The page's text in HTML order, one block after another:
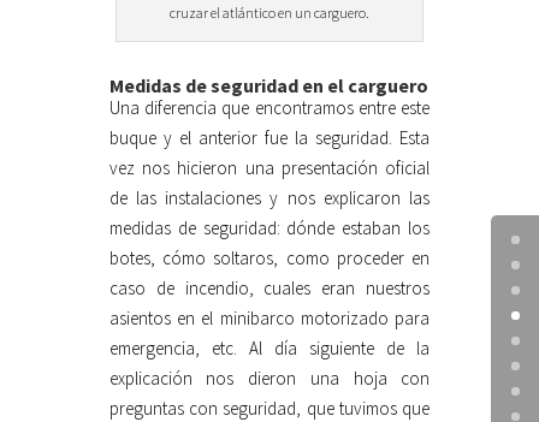
cruzar el atlántico en un carguero.
Medidas de seguridad en el carguero
Una diferencia que encontramos entre este
buque y el anterior fue la seguridad. Esta
vez nos hicieron una presentación oficial
de las instalaciones y nos explicaron las
medidas de seguridad: dónde estaban los
botes, cómo soltaros, como proceder en
caso de incendio, cuales eran nuestros
asientos en el minibarco motorizado para
emergencia, etc. Al día siguiente de la
explicación nos dieron una hoja con
preguntas con seguridad, que tuvimos que